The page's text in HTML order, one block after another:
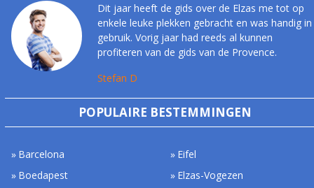
Dit jaar heeft de gids over de Elzas me tot op
enkele leuke plekken gebracht en was handig in
gebruik. Vorig jaar had reeds al kunnen
profiteren van de gids van de Provence.
Stefan D
POPULAIRE BESTEMMINGEN
Barcelona
Boedapest
Eifel
Elzas-Vogezen